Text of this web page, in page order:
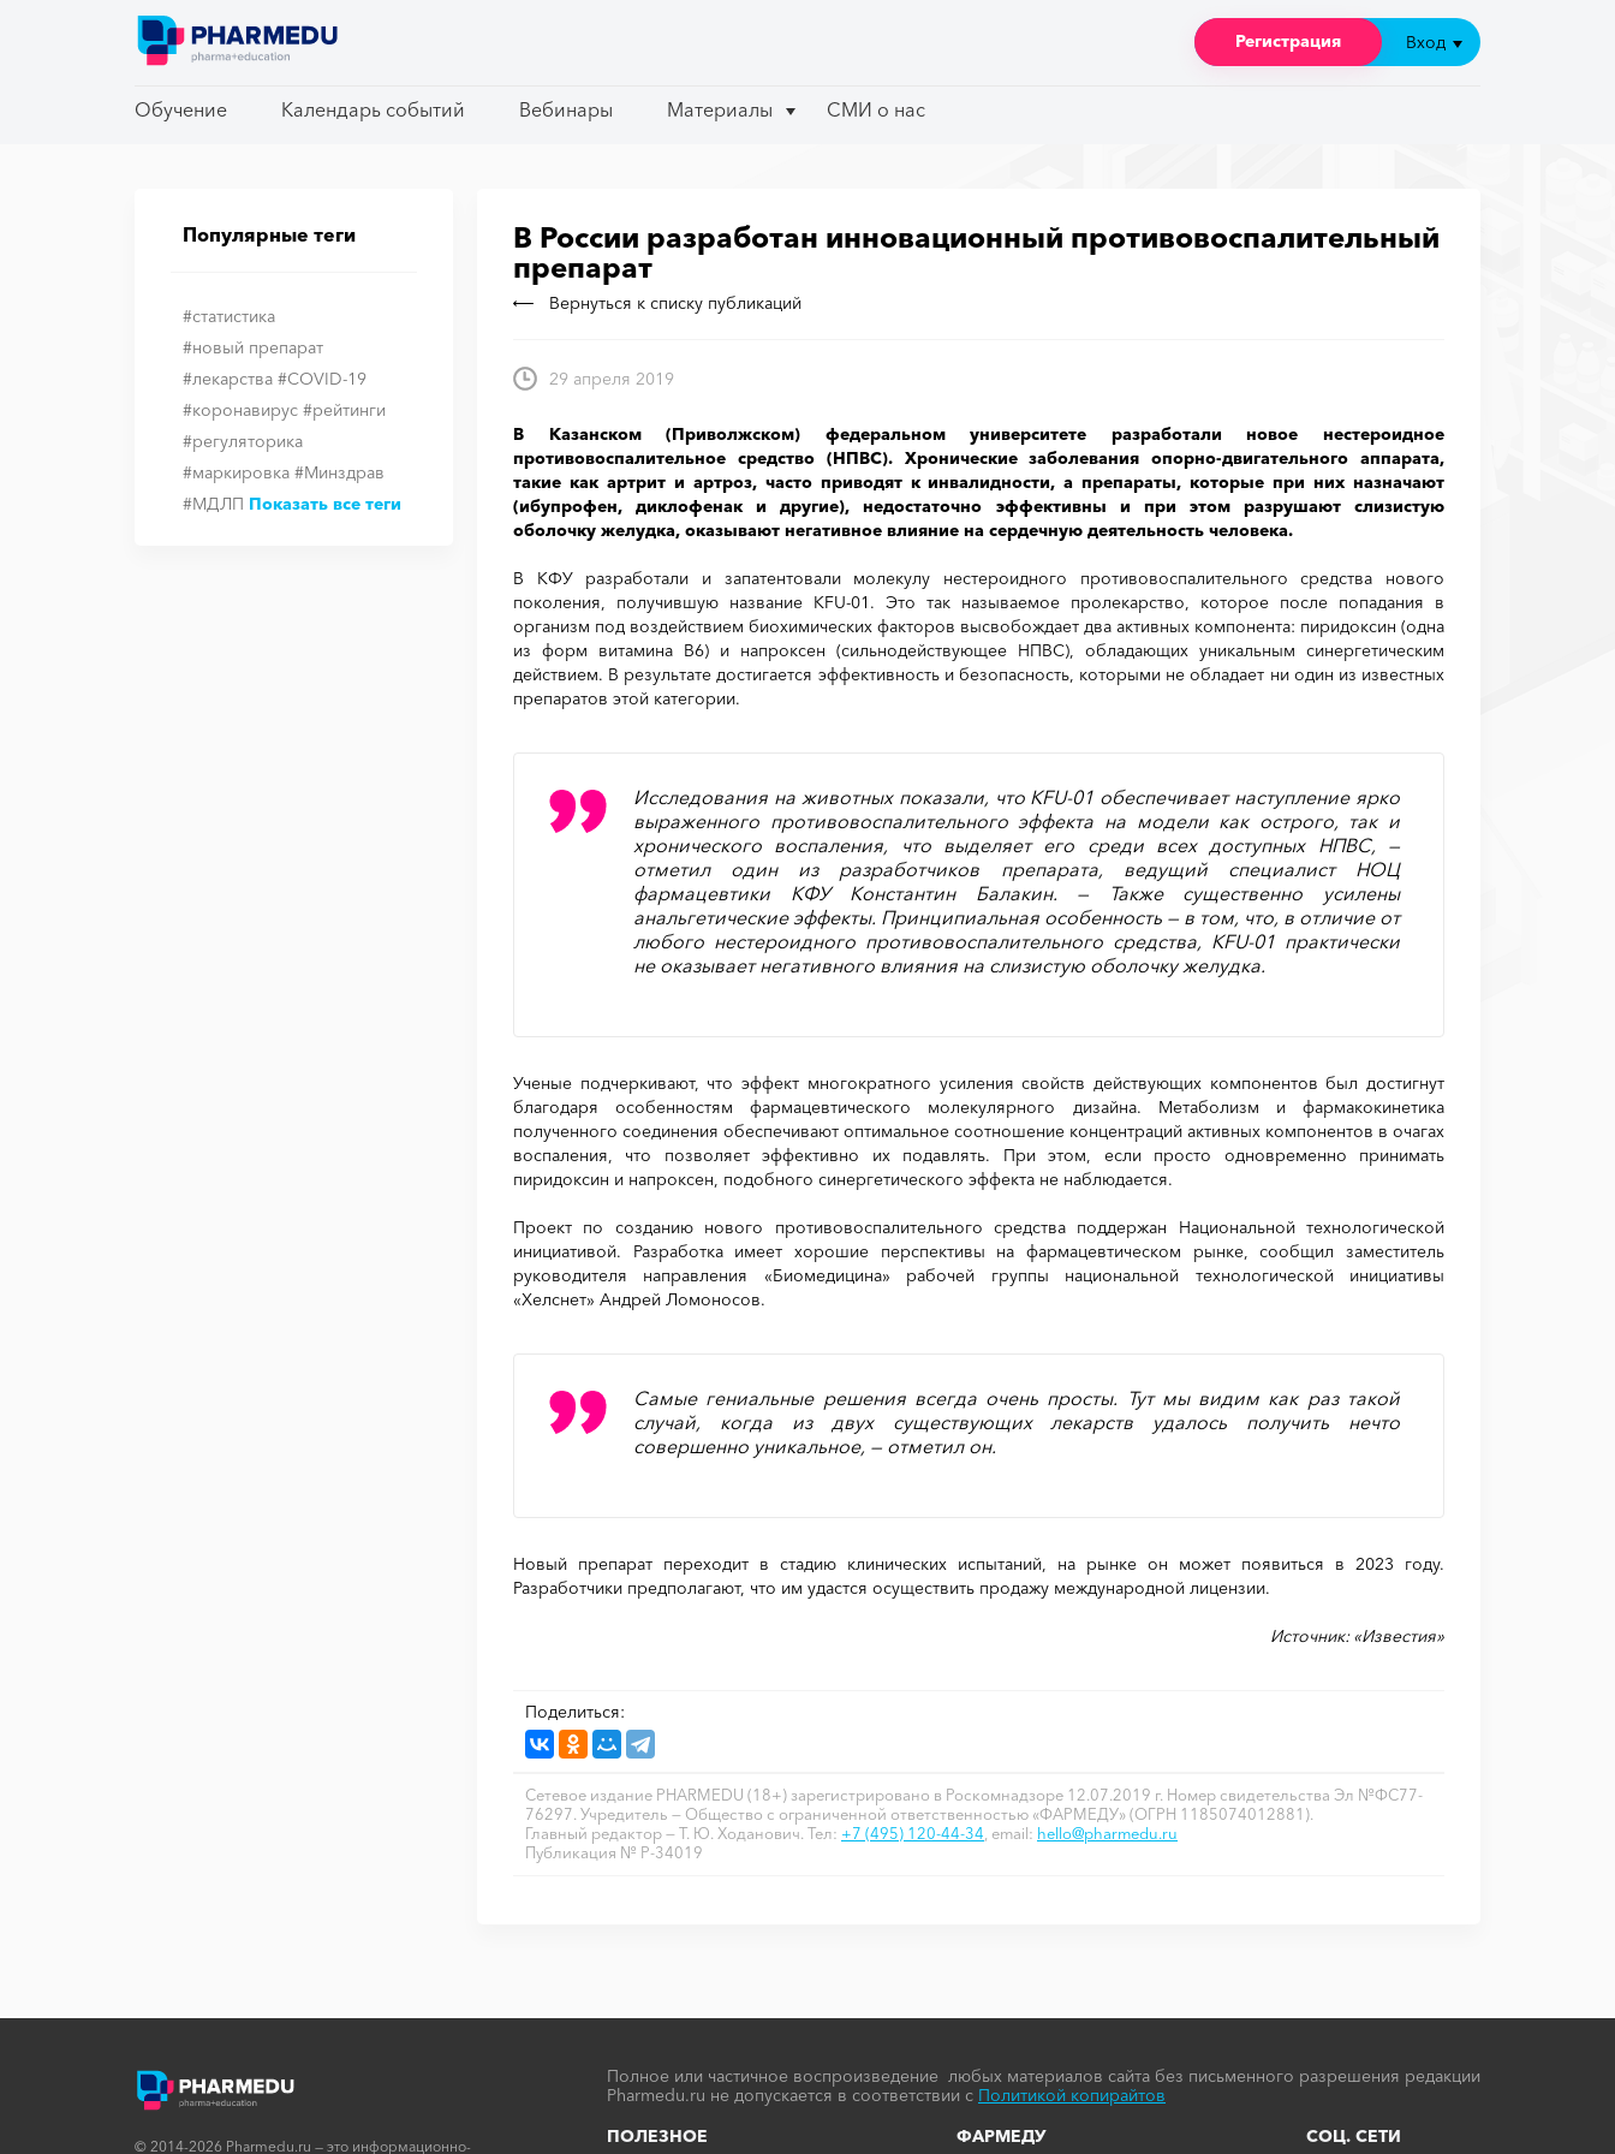
Обучение Календарь событий Вебинары Материалы СМИ о нас
Регистрация Вход
Обучение Календарь событий Вебинары Материалы СМИ о нас
Регистрация Вход
Популярные теги
#статистика
#новый препарат
#лекарства #COVID-19
#коронавирус #рейтинги
#регуляторика
#маркировка #Минздрав
#МДЛП Показать все теги
В России разработан инновационный противовоспалительный
препарат
Вернуться к списку публикаций
29 апреля 2019
В Казанском (Приволжском) федеральном университете разработали новое нестероидное
противовоспалительное средство (НПВС). Хронические заболевания опорно-двигательного аппарата,
такие как артрит и артроз, часто приводят к инвалидности, а препараты, которые при них назначают
(ибупрофен, диклофенак и другие), недостаточно эффективны и при этом разрушают слизистую
оболочку желудка, оказывают негативное влияние на сердечную деятельность человека.
В КФУ разработали и запатентовали молекулу нестероидного противовоспалительного средства нового
поколения, получившую название KFU-01. Это так называемое пролекарство, которое после попадания в
организм под воздействием биохимических факторов высвобождает два активных компонента: пиридоксин (одна
из форм витамина В6) и напроксен (сильнодействующее НПВС), обладающих уникальным синергетическим
действием. В результате достигается эффективность и безопасность, которыми не обладает ни один из известных
препаратов этой категории.
Исследования на животных показали, что KFU-01 обеспечивает наступление ярко
выраженного противовоспалительного эффекта на модели как острого, так и
хронического воспаления, что выделяет его среди всех доступных НПВС, —
отметил один из разработчиков препарата, ведущий специалист НОЦ
фармацевтики КФУ Константин Балакин. — Также существенно усилены
анальгетические эффекты. Принципиальная особенность — в том, что, в отличие от
любого нестероидного противовоспалительного средства, KFU-01 практически
не оказывает негативного влияния на слизистую оболочку желудка.
Ученые подчеркивают, что эффект многократного усиления свойств действующих компонентов был достигнут
благодаря особенностям фармацевтического молекулярного дизайна. Метаболизм и фармакокинетика
полученного соединения обеспечивают оптимальное соотношение концентраций активных компонентов в очагах
воспаления, что позволяет эффективно их подавлять. При этом, если просто одновременно принимать
пиридоксин и напроксен, подобного синергетического эффекта не наблюдается.
Проект по созданию нового противовоспалительного средства поддержан Национальной технологической
инициативой. Разработка имеет хорошие перспективы на фармацевтическом рынке, сообщил заместитель
руководителя направления «Биомедицина» рабочей группы национальной технологической инициативы
«Хелснет» Андрей Ломоносов.
Самые гениальные решения всегда очень просты. Тут мы видим как раз такой
случай, когда из двух существующих лекарств удалось получить нечто
совершенно уникальное, — отметил он.
Новый препарат переходит в стадию клинических испытаний, на рынке он может появиться в 2023 году.
Разработчики предполагают, что им удастся осуществить продажу международной лицензии.
Источник: «Известия»
Поделиться:
Сетевое издание PHARMEDU (18+) зарегистрировано в Роскомнадзоре 12.07.2019 г. Номер свидетельства Эл №ФС77-
76297. Учредитель — Общество с ограниченной ответственностью «ФАРМЕДУ» (ОГРН 1185074012881).
Главный редактор — Т. Ю. Ходанович. Тел: +7 (495) 120-44-34 , email: hello@pharmedu.ru
Публикация № P-34019
© 2014-2026 Pharmedu.ru — это информационно-
Полное или частичное воспроизведение любых материалов сайта без письменного разрешения редакции
Pharmedu.ru не допускается в соответствии с Политикой копирайтов
ПОЛЕЗНОЕ
ФАРМЕДУ СОЦ. СЕТИ